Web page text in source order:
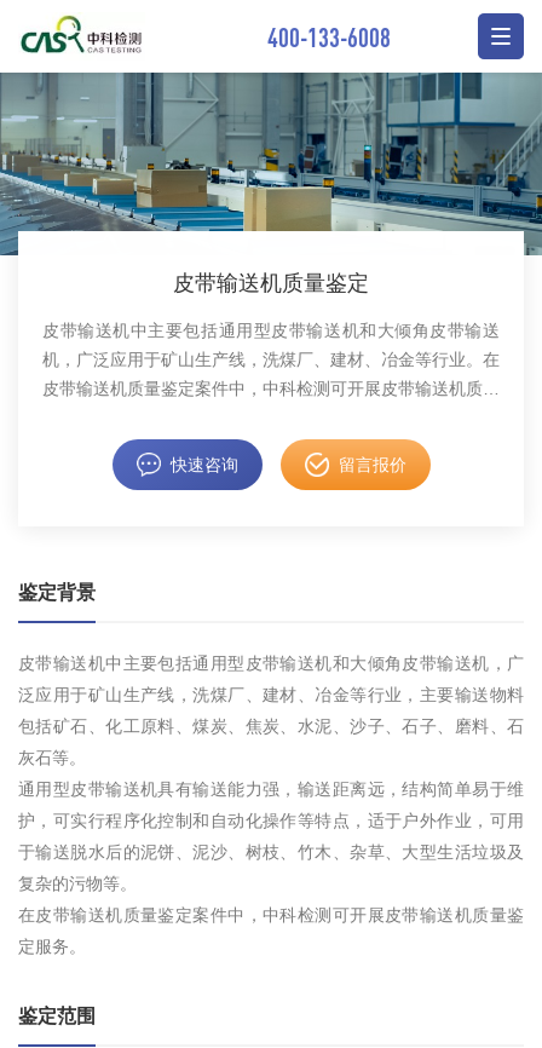
400-133-6008
皮带输送机质量鉴定
皮带输送机中主要包括通用型皮带输送机和大倾角皮带输送
机，广泛应用于矿山生产线，洗煤厂、建材、冶金等行业。在
皮带输送机质量鉴定案件中，中科检测可开展皮带输送机质量
快速咨询 留言报价
鉴定背景
皮带输送机中主要包括通用型皮带输送机和大倾角皮带输送机，广
泛应用于矿山生产线，洗煤厂、建材、冶金等行业，主要输送物料
包括矿石、化工原料、煤炭、焦炭、水泥、沙子、石子、磨料、石
灰石等。
通用型皮带输送机具有输送能力强，输送距离远，结构简单易于维
护，可实行程序化控制和自动化操作等特点，适于户外作业，可用
于输送脱水后的泥饼、泥沙、树枝、竹木、杂草、大型生活垃圾及
复杂的污物等。
在皮带输送机质量鉴定案件中，中科检测可开展皮带输送机质量鉴
定服务。
鉴定范围